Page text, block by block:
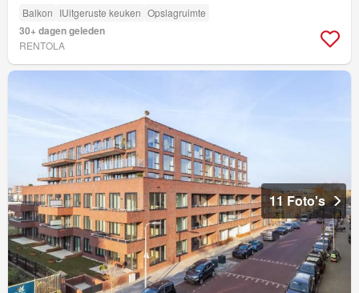
Balkon IUitgeruste keuken Opslagruimte
30+ dagen geleden
RENTOLA
11 Foto's